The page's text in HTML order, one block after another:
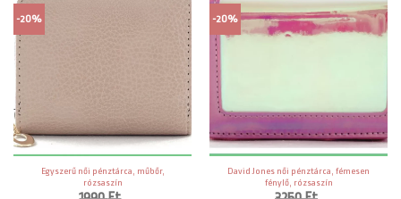
-20%
Egyszerű női pénztárca, műbőr,
rózsaszín
-20%
David Jones női pénztárca, fémesen
fénylő, rózsaszín